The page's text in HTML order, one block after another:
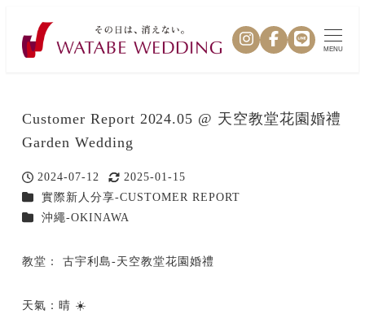
MENU
Customer Report 2024.05 @ 天空教堂花園婚禮
Garden Wedding
投稿日
2024-07-12
更新日
2025-01-15
カテゴリー
實際新人分享-CUSTOMER REPORT
カテゴリー
沖繩-OKINAWA
教堂： 古宇利島-天空教堂花園婚禮
天氣：晴 ☀️